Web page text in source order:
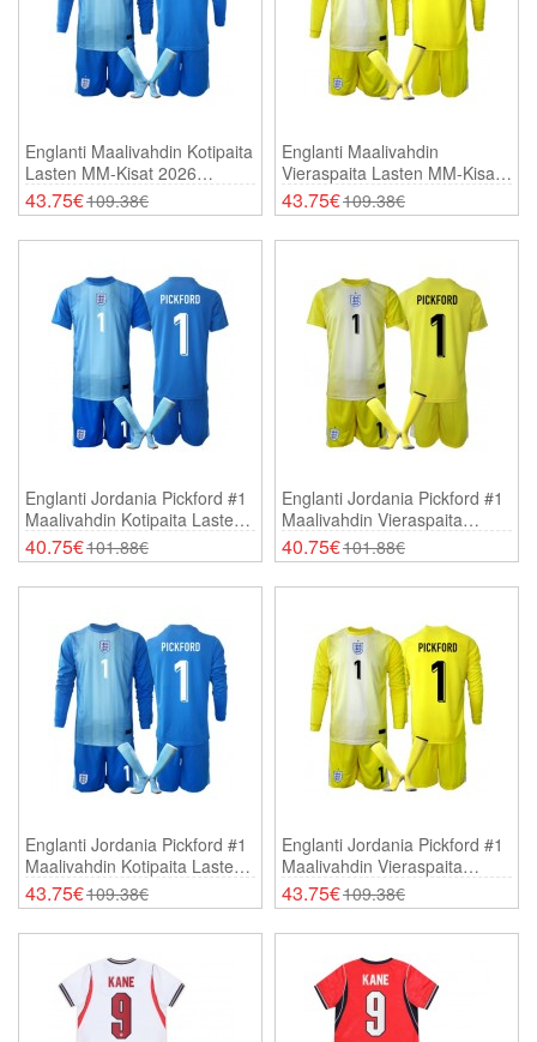
Englanti Maalivahdin Kotipaita
Lasten MM-Kisat 2026
Pitkähihainen (+ Shortsit)
43.75€109.38€
Englanti Maalivahdin
Vieraspaita Lasten MM-Kisat
2026 Pitkähihainen (+
Shortsit)
43.75€109.38€
Englanti Jordania Pickford #1
Maalivahdin Kotipaita Lasten
MM-Kisat 2026 Lyhythihainen
(+ Shortsit)
40.75€101.88€
Englanti Jordania Pickford #1
Maalivahdin Vieraspaita
Lasten MM-Kisat 2026
Lyhythihainen (+ Shortsit)
40.75€101.88€
Englanti Jordania Pickford #1
Maalivahdin Kotipaita Lasten
MM-Kisat 2026 Pitkähihainen
(+ Shortsit)
43.75€109.38€
Englanti Jordania Pickford #1
Maalivahdin Vieraspaita
Lasten MM-Kisat 2026
Pitkähihainen (+ Shortsit)
43.75€109.38€